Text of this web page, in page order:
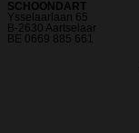
SCHOONDART
Ysselaarlaan 65
B-2630 Aartselaar
BE 0669 885 661